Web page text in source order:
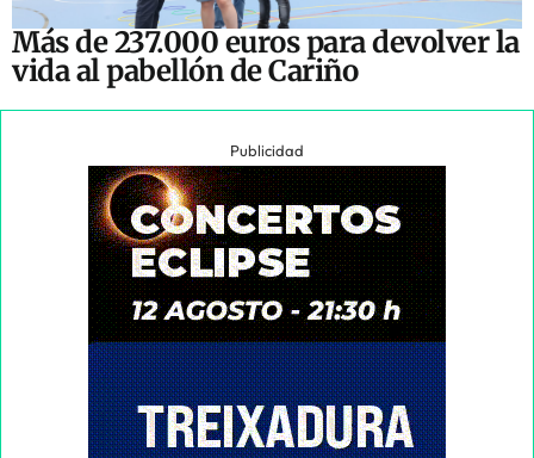
Más de 237.000 euros para devolver la
vida al pabellón de Cariño
Publicidad